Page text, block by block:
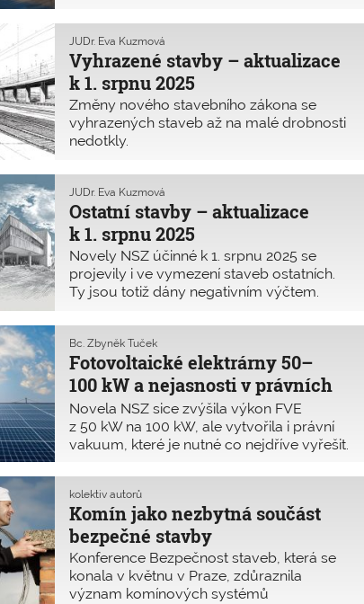
projektovou dokumentaci pro povolení
záměru i provádění stavby a také se
kolaudují. V tomto příspěvku přinášíme
kompletní přehled toho, jak jsou
vymezeny jednoduché stavby k tomuto
datu a co pro ně platí.
Vyhrazené stavby – aktualizace
k 1. srpnu 2025
JUDr. Eva Kuzmová
Změny nového stavebního zákona se
vyhrazených staveb až na malé drobnosti
nedotkly.
Ostatní stavby – aktualizace
k 1. srpnu 2025
JUDr. Eva Kuzmová
Novely NSZ účinné k 1. srpnu 2025 se
projevily i ve vymezení staveb ostatních.
Ty jsou totiž dány negativním výčtem.
Fotovoltaické elektrárny 50–
100 kW a nejasnosti v právních
předpisech
Bc. Zbyněk Tuček
Novela NSZ sice zvýšila výkon FVE
z 50 kW na 100 kW, ale vytvořila i právní
vakuum, které je nutné co nejdříve vyřešit.
povolovány a realizovány
zjednodušeným způsobem jako drobné
stavby. Bohužel však chybí novelizace
i příslušných prováděcích vyhlášek pro
jejich bezpečnou instalaci.
Komín jako nezbytná součást
bezpečné stavby
kolektiv autorů
Konference Bezpečnost staveb, která se
konala v květnu v Praze, zdůraznila
význam komínových systémů